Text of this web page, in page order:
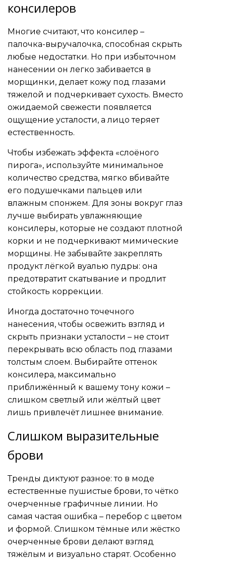
консилеров
Многие считают, что консилер –
палочка-выручалочка, способная скрыть
любые недостатки. Но при избыточном
нанесении он легко забивается в
морщинки, делает кожу под глазами
тяжелой и подчеркивает сухость. Вместо
ожидаемой свежести появляется
ощущение усталости, а лицо теряет
естественность.
Чтобы избежать эффекта «слоёного
пирога», используйте минимальное
количество средства, мягко вбивайте
его подушечками пальцев или
влажным спонжем. Для зоны вокруг глаз
лучше выбирать увлажняющие
консилеры, которые не создают плотной
корки и не подчеркивают мимические
морщины. Не забывайте закреплять
продукт лёгкой вуалью пудры: она
предотвратит скатывание и продлит
стойкость коррекции.
Иногда достаточно точечного
нанесения, чтобы освежить взгляд и
скрыть признаки усталости – не стоит
перекрывать всю область под глазами
толстым слоем. Выбирайте оттенок
консилера, максимально
приближённый к вашему тону кожи –
слишком светлый или жёлтый цвет
лишь привлечёт лишнее внимание.
Слишком выразительные
брови
Тренды диктуют разное: то в моде
естественные пушистые брови, то чётко
очерченные графичные линии. Но
самая частая ошибка – перебор с цветом
и формой. Слишком тёмные или жёстко
очерченные брови делают взгляд
тяжёлым и визуально старят. Особенно